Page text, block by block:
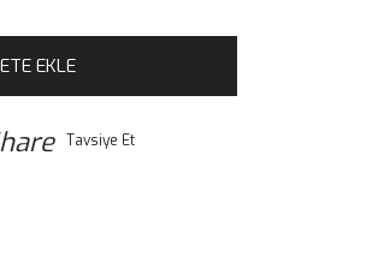
EKLE
Tavsiye Et